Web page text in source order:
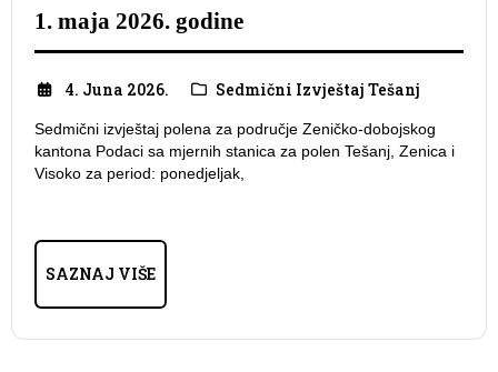
1. maja 2026. godine
4. Juna 2026. Sedmični Izvještaj Tešanj
Sedmični izvještaj polena za područje Zeničko-dobojskog
kantona Podaci sa mjernih stanica za polen Tešanj, Zenica i
Visoko za period: ponedjeljak,
SAZNAJ VIŠE